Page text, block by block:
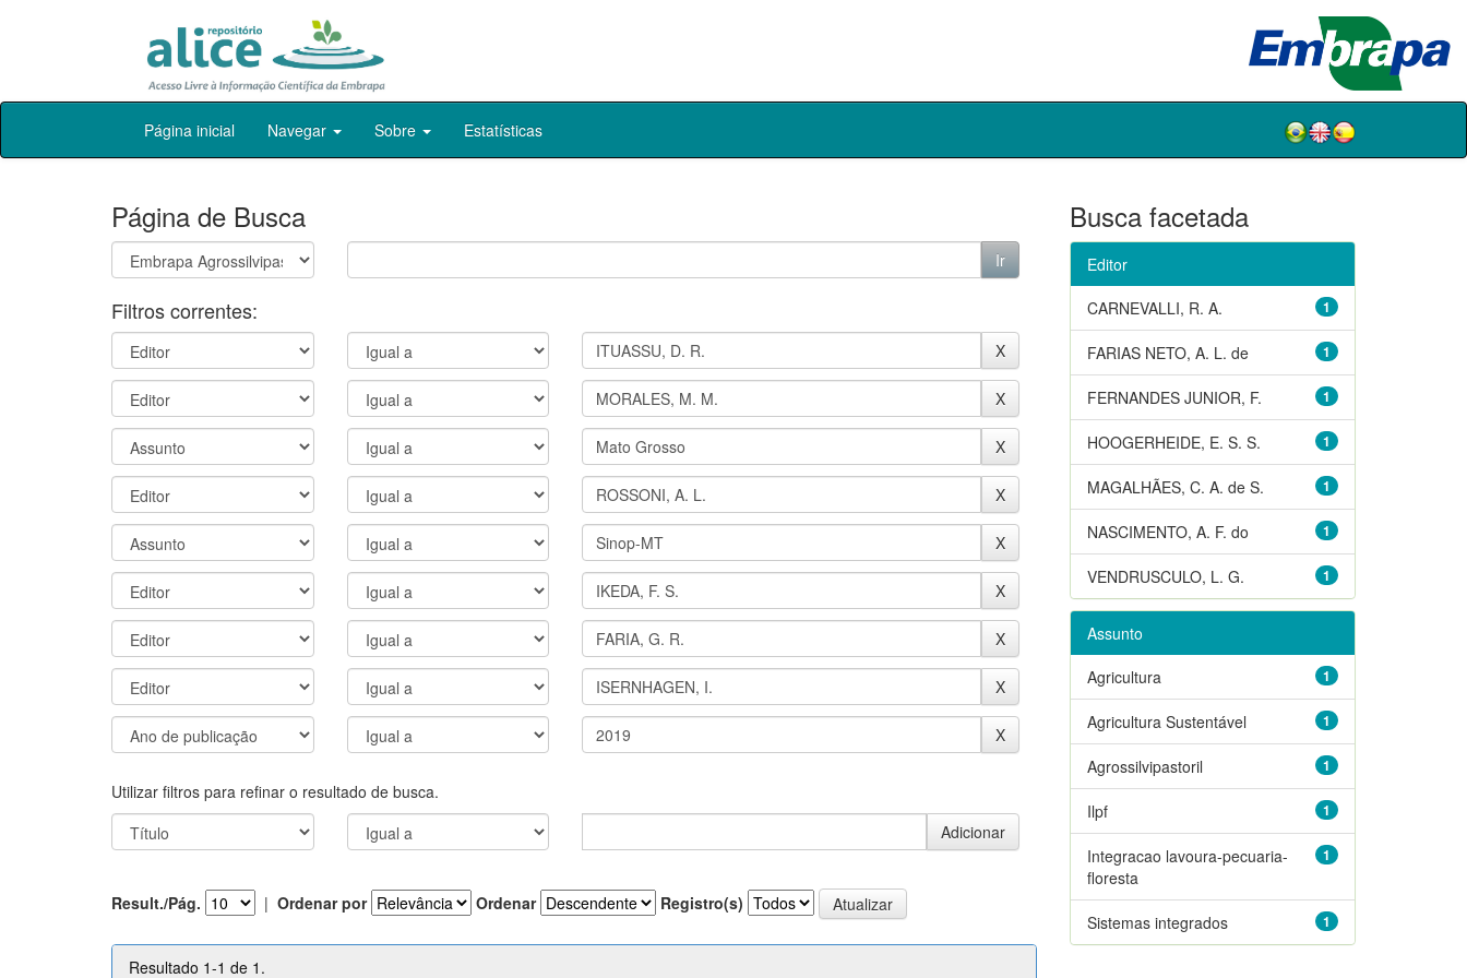
Skip
Página inicial Navegar Sobre Estatísticas
Página de Busca
Filtros correntes:
Utilizar filtros para refinar o resultado de busca.
Result./Pág. | Ordenar por Ordenar Registro(s)
Resultado 1-1 de 1.
Busca facetada
Editor
1
CARNEVALLI, R. A.
1
FARIAS NETO, A. L. de
1
FERNANDES JUNIOR, F.
1
HOOGERHEIDE, E. S. S.
1
MAGALHÃES, C. A. de S.
1
NASCIMENTO, A. F. do
1
VENDRUSCULO, L. G.
Assunto
1
Agricultura
1
Agricultura Sustentável
1
Agrossilvipastoril
1
Ilpf
1
Integracao lavoura-pecuaria-
floresta
1
Sistemas integrados